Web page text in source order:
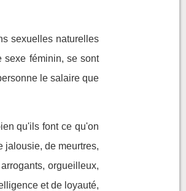
sexuelles naturelles
sexe féminin, se sont
le salaire que
qu'ils font ce qu'on
jalousie, de meurtres,
orgueilleux,
et de loyauté,